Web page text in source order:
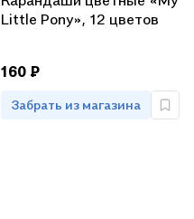
Little Pony», 12 цветов
160 ₽
Забрать из магазина